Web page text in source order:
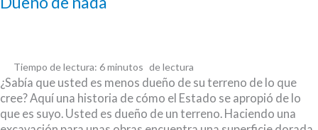
Tiempo de lectura: 6minutos
¿Sabía que usted es menos dueño de su terreno de lo que
cree? Aquí una historia de cómo el Estado se apropió de lo
que es suyo. Usted es dueño de un terreno. Haciendo una